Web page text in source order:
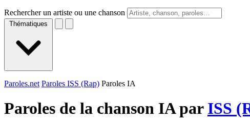
Rechercher un artiste ou une chanson
Thématiques
Paroles.net Paroles ISS (Rap) Paroles IA
Paroles de la chanson IA par ISS